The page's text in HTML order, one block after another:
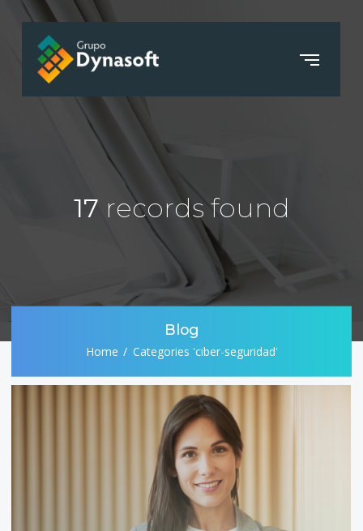
17 records found
Blog
Home Categories 'ciber-seguridad'